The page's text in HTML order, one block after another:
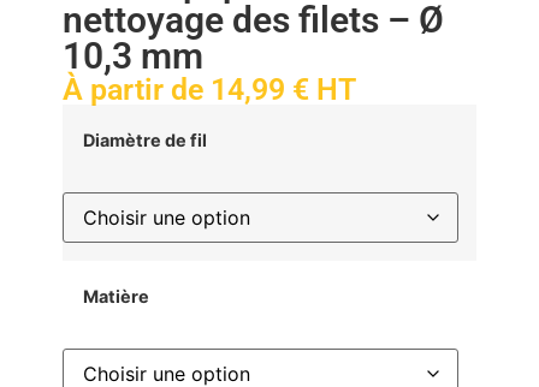
nettoyage des filets – Ø
10,3 mm
À partir de 14,99 € HT
Diamètre de fil
Matière